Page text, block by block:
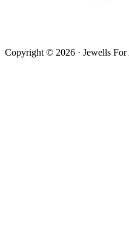
Copyright © 2026 · Jewells